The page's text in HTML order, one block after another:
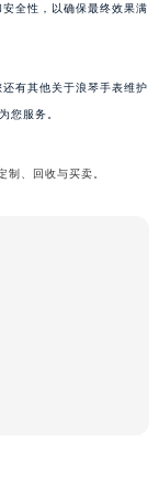
全性，以确保最终效果满
有其他关于浪琴手表维护
您服务。